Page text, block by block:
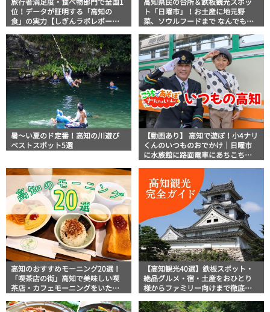
旅行者満足度・食べ物部門で全国1
位！データが証明する「高知の
食」の実力【しぎんラボレポー
高知県民の台所＆鉄板観光スポッ
ト「日曜市」！お土産に地元野
菜、ソウルフードまで なんでもそ
説！
暑～い夏のド定番！高知の川遊び
ベストスポット5選
【動画あり】 高知で遊ぼ！小4ナリ
くんのいつものおでかけ｜日曜市
に水族館に路面電車にあちこち巡
高知のおすすめモーニング20選！
「喫茶店の街」高知で美味しい喫
茶店・カフェモーニングをいただ
【高知観光40選】鉄板スポット・
絶品グルメ・宿・土産をおひとり
様からファミリー向けまで徹底解